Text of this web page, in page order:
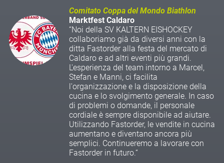
Comitato Coppa del Mondo Biathlon
Marktfest Caldaro
“Noi della SV KALTERN EISHOCKEY
collaboriamo già da diversi anni con la
ditta Fastorder alla festa del mercato di
Caldaro e ad altri eventi più grandi.
L'esperienza del team intorno a Marcel,
Stefan e Manni, ci facilita
l'organizzazione e la disposizione della
cucina e lo svolgimento generale. In caso
di problemi o domande, il personale
cordiale è sempre disponibile ad aiutare.
Utilizzando Fastorder, le vendite in cucina
aumentano e diventano ancora più
semplici. Continueremo a lavorare con
Fastorder in futuro.“